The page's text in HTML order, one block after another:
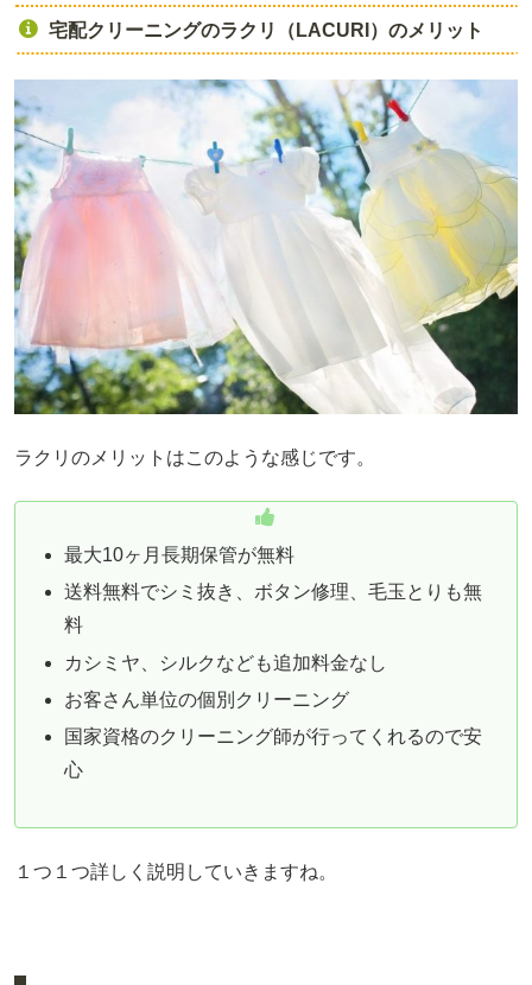
宅配クリーニングのラクリ（LACURI）のメリット
ラクリのメリットはこのような感じです。
最大10ヶ月長期保管が無料
送料無料でシミ抜き、ボタン修理、毛玉とりも無
料
カシミヤ、シルクなども追加料金なし
お客さん単位の個別クリーニング
国家資格のクリーニング師が行ってくれるので安
心
１つ１つ詳しく説明していきますね。